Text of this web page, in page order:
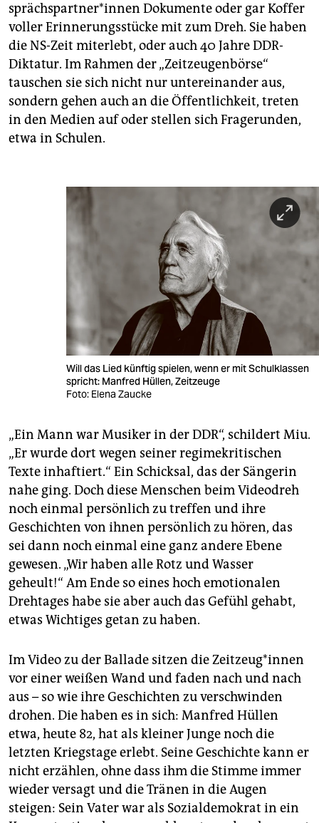
spräch­spart­ne­r*in­nen Dokumente oder gar Koffer
voller Erinnerungsstücke mit zum Dreh. Sie haben
die NS-Zeit miterlebt, oder auch 40 Jahre DDR-
Diktatur. Im Rahmen der „Zeitzeugenbörse“
tauschen sie sich nicht nur untereinander aus,
sondern gehen auch an die Öffentlichkeit, treten
in den Medien auf oder stellen sich Fragerunden,
etwa in Schulen.
Will das Lied künftig spielen, wenn er mit Schulklassen
spricht: Manfred Hüllen, Zeitzeuge
Foto: Elena Zaucke
„Ein Mann war Musiker in der DDR“, schildert Miu.
„Er wurde dort wegen seiner regimekritischen
Texte inhaftiert.“ Ein Schicksal, das der Sängerin
nahe ging. Doch diese Menschen beim Videodreh
noch einmal persönlich zu treffen und ihre
Geschichten von ihnen persönlich zu hören, das
sei dann noch einmal eine ganz andere Ebene
gewesen. „Wir haben alle Rotz und Wasser
geheult!“ Am Ende so eines hoch emotionalen
Drehtages habe sie aber auch das Gefühl gehabt,
etwas Wichtiges getan zu haben.
Im Video zu der Ballade sitzen die Zeit­zeu­g*­in­nen
vor einer weißen Wand und faden nach und nach
aus – so wie ihre Geschichten zu verschwinden
drohen. Die haben es in sich: Manfred Hüllen
etwa, heute 82, hat als kleiner Junge noch die
letzten Kriegstage erlebt. Seine Geschichte kann er
nicht erzählen, ohne dass ihm die Stimme immer
wieder versagt und die Tränen in die Augen
steigen: Sein Vater war als Sozialdemokrat in ein